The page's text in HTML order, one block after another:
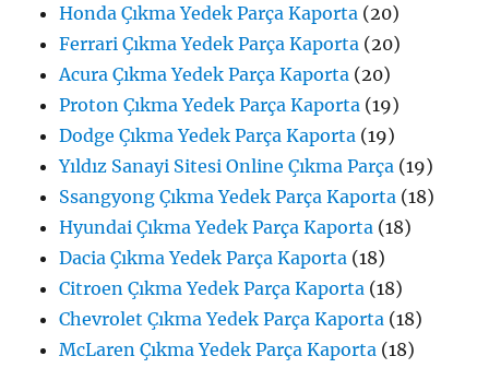
Honda Çıkma Yedek Parça Kaporta (20)
Ferrari Çıkma Yedek Parça Kaporta (20)
Acura Çıkma Yedek Parça Kaporta (20)
Proton Çıkma Yedek Parça Kaporta (19)
Dodge Çıkma Yedek Parça Kaporta (19)
Yıldız Sanayi Sitesi Online Çıkma Parça (19)
Ssangyong Çıkma Yedek Parça Kaporta (18)
Hyundai Çıkma Yedek Parça Kaporta (18)
Dacia Çıkma Yedek Parça Kaporta (18)
Citroen Çıkma Yedek Parça Kaporta (18)
Chevrolet Çıkma Yedek Parça Kaporta (18)
McLaren Çıkma Yedek Parça Kaporta (18)